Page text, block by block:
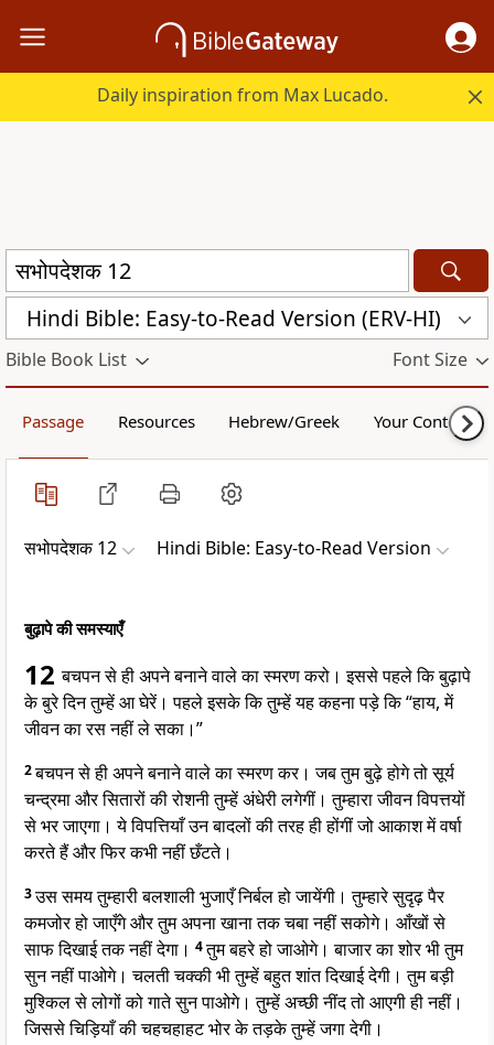
Daily inspiration from Max Lucado.
Hindi Bible: Easy-to-Read Version (ERV-HI)
Bible Book List Font Size
Passage Resources Hebrew/Greek Your Content
सभोपदेशक 12 Hindi Bible: Easy-to-Read Version
बुढ़ापे की समस्याएँ
12बचपन से ही अपने बनाने वाले का स्मरण करो। इससे पहले कि बुढ़ापे
के बुरे दिन तुम्हें आ घेरें। पहले इसके कि तुम्हें यह कहना पड़े कि “हाय, में
जीवन का रस नहीं ले सका।”
2बचपन से ही अपने बनाने वाले का स्मरण कर। जब तुम बुढ़े होगे तो सूर्य
चन्द्रमा और सितारों की रोशनी तुम्हें अंधेरी लगेगीं। तुम्हारा जीवन विपत्तयों
से भर जाएगा। ये विपत्तियाँ उन बादलों की तरह ही होंगीं जो आकाश में वर्षा
करते हैं और फिर कभी नहीं छँटते।
3उस समय तुम्हारी बलशाली भुजाएँ निर्बल हो जायेंगी। तुम्हारे सुदृढ़ पैर
कमजोर हो जाएँगे और तुम अपना खाना तक चबा नहीं सकोगे। आँखों से
साफ दिखाई तक नहीं देगा। 4तुम बहरे हो जाओगे। बाजार का शोर भी तुम
सुन नहीं पाओगे। चलती चक्की भी तुम्हें बहुत शांत दिखाई देगी। तुम बड़ी
मुश्किल से लोगों को गाते सुन पाओगे। तुम्हें अच्छी नींद तो आएगी ही नहीं।
जिससे चिड़ियाँ की चहचहाहट भोर के तड़के तुम्हें जगा देगी।